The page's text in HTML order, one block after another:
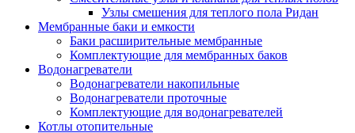
Узлы смешения для теплого пола Ридан
Мембранные баки и емкости
Баки расширительные мембранные
Комплектующие для мембранных баков
Водонагреватели
Водонагреватели накопильные
Водонагреватели проточные
Комплектующие для водонагревателей
Котлы отопительные